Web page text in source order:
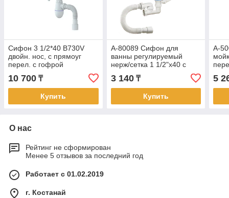
Сифон 3 1/2*40 B730V
двойн. нос, с прямоуг
перел. с гофрой
40*40/50UNICORN
10 700 ₸
Купить
А-80089 Сифон для
ванны регулируемый
нерж/сетка 1 1/2"х40 с
гофрой 40/50 с пробкой и
цепочкой (28)
3 140₸
Купить
А-
5
О нас
Рейтинг не сформирован
Менее 5 отзывов за последний год
Работает с 01.02.2019
г. Костанай